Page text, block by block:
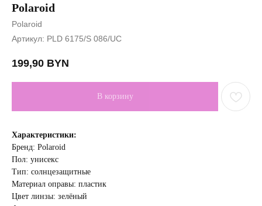
Polaroid
Polaroid
Артикул: PLD 6175/S 086/UC
199,90 BYN
В корзину
Характеристики:
Бренд: Polaroid
Пол: унисекс
Тип: солнцезащитные
Материал оправы: пластик
Цвет линзы: зелёный